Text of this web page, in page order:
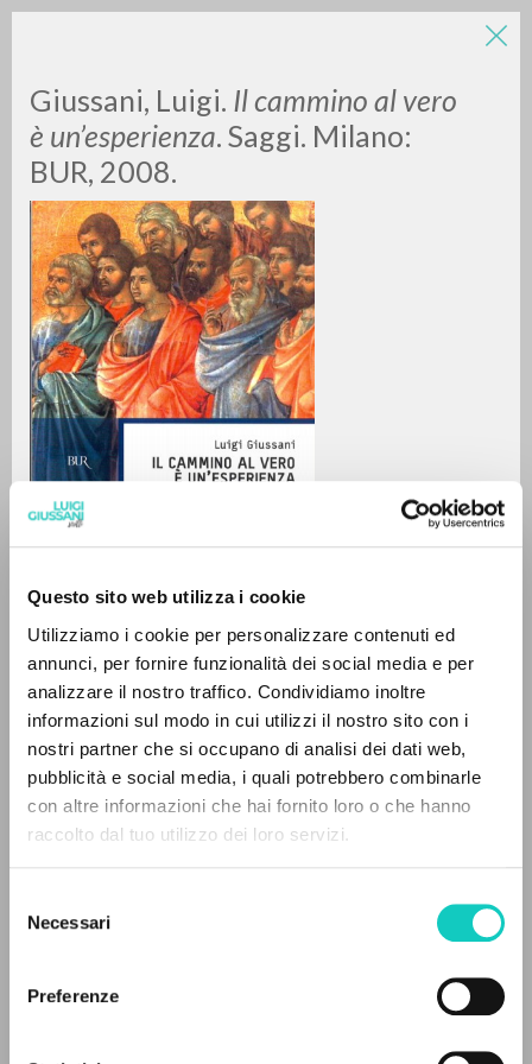
Questo sito web utilizza i cookie
Utilizziamo i cookie per personalizzare contenuti ed
annunci, per fornire funzionalità dei social media e per
analizzare il nostro traffico. Condividiamo inoltre
informazioni sul modo in cui utilizzi il nostro sito con i
nostri partner che si occupano di analisi dei dati web,
pubblicità e social media, i quali potrebbero combinarle
con altre informazioni che hai fornito loro o che hanno
raccolto dal tuo utilizzo dei loro servizi.
delNecessari
Preferenze
Giussani, Luigi. Il cammino al vero
è un’esperienza. Saggi. Milano:
BUR, 2008.
Giussani Luigi
Author
Schönborn Christoph
Preface
BUR
Italian
2008
Pages: 224
LUIGI
GIUSSANI
A
Z